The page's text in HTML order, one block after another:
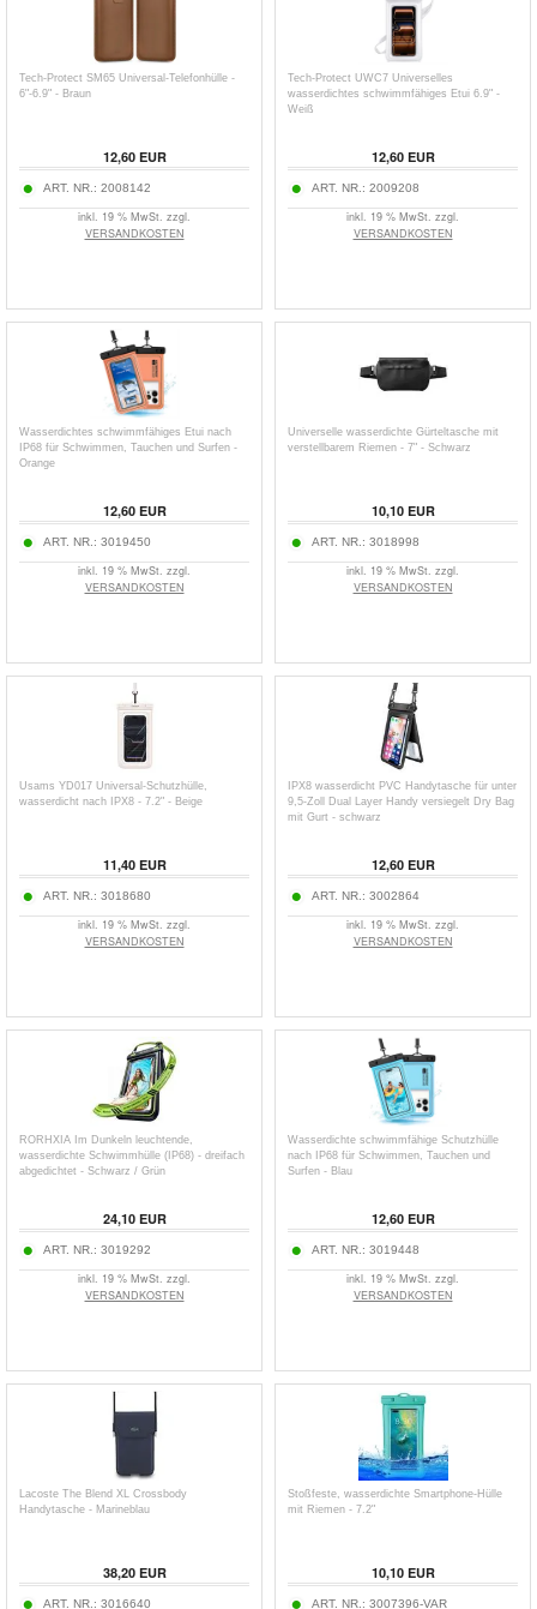
Tech-Protect SM65 Universal-Telefonhülle -
6"-6.9" - Braun
12,60EUR
ART. NR.: 2008142
inkl. 19 % MwSt. zzgl.
VERSANDKOSTEN
Tech-Protect UWC7 Universelles
wasserdichtes schwimmfähiges Etui 6.9" -
Weiß
12,60EUR
ART. NR.: 2009208
inkl. 19 % MwSt. zzgl.
VERSANDKOSTEN
Wasserdichtes schwimmfähiges Etui nach
IP68 für Schwimmen, Tauchen und Surfen -
Orange
12,60EUR
ART. NR.: 3019450
inkl. 19 % MwSt. zzgl.
VERSANDKOSTEN
Universelle wasserdichte Gürteltasche mit
verstellbarem Riemen - 7" - Schwarz
10,10EUR
ART. NR.: 3018998
inkl. 19 % MwSt. zzgl.
VERSANDKOSTEN
Usams YD017 Universal-Schutzhülle,
wasserdicht nach IPX8 - 7.2" - Beige
11,40EUR
ART. NR.: 3018680
inkl. 19 % MwSt. zzgl.
VERSANDKOSTEN
IPX8 wasserdicht PVC Handytasche für unter
9,5-Zoll Dual Layer Handy versiegelt Dry Bag
mit Gurt - schwarz
12,60EUR
ART. NR.: 3002864
inkl. 19 % MwSt. zzgl.
VERSANDKOSTEN
RORHXIA Im Dunkeln leuchtende,
wasserdichte Schwimmhülle (IP68) - dreifach
abgedichtet - Schwarz / Grün
24,10EUR
ART. NR.: 3019292
inkl. 19 % MwSt. zzgl.
VERSANDKOSTEN
Wasserdichte schwimmfähige Schutzhülle
nach IP68 für Schwimmen, Tauchen und
Surfen - Blau
12,60EUR
ART. NR.: 3019448
inkl. 19 % MwSt. zzgl.
VERSANDKOSTEN
Lacoste The Blend XL Crossbody
Handytasche - Marineblau
38,20EUR
ART. NR.: 3016640
Stoßfeste, wasserdichte Smartphone-Hülle
mit Riemen - 7.2"
10,10EUR
ART. NR.: 3007396-VAR